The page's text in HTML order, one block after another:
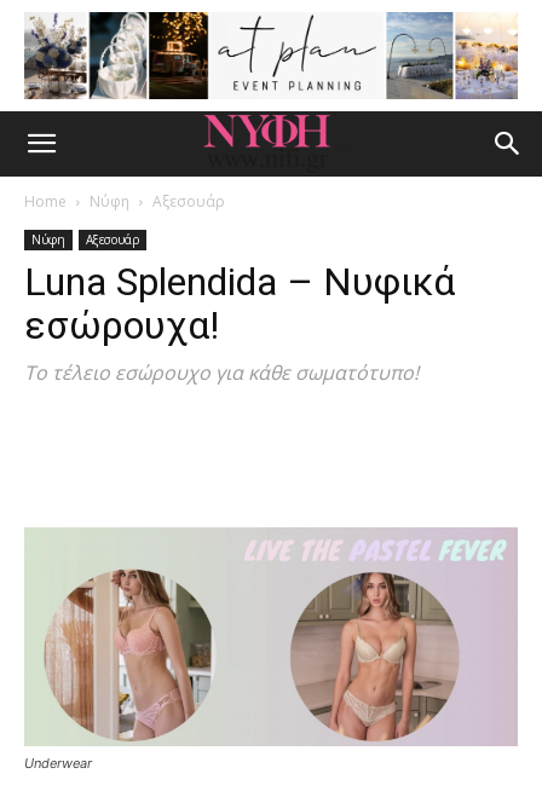
Home Νύφη Αξεσουάρ
Νύφη Αξεσουάρ
Luna Splendida – Νυφικά
εσώρουχα!
Το τέλειο εσώρουχο για κάθε σωματότυπο!
Underwear